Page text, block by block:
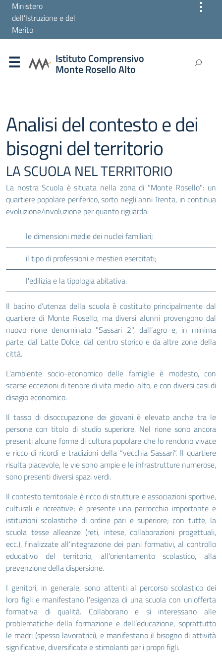
Ministero
dell'Istruzione e del
Merito
⋮
Istituto Comprensivo
Monte Rosello Alto
Analisi del contesto e dei
bisogni del territorio
LA SCUOLA NEL TERRITORIO
La nostra Scuola è situata nella zona di "Monte Rosello": un
quartiere popolare periferico, sorto negli anni Trenta, in continua
evoluzione/involuzione per quanto riguarda:
le dimensioni medie dei nuclei familiari;
il tipo di professioni e mestieri esercitati;
l'edilizia e la tipologia abitativa.
Il bacino d’utenza della scuola è costituito principalmente dal
quartiere di Monte Rosello, ma diversi alunni provengono dal
nuovo rione denominato "Sassari 2", dall’agro e, in minima
parte, dal Latte Dolce, dal centro storico e da altre zone della
città.
L'ambiente socio-economico delle famiglie è modesto, con
scarse eccezioni di tenore di vita medio-alto, e con diversi casi di
disagio economico.
Il tasso di disoccupazione dei giovani è elevato anche tra le
persone con titolo di studio superiore. Nel rione sono ancora
presenti alcune forme di cultura popolare che lo rendono vivace
e ricco di ricordi e tradizioni della “vecchia Sassari”. Il quartiere
risulta piacevole, le vie sono ampie e le infrastrutture numerose,
sono presenti diversi spazi verdi.
Il contesto territoriale è ricco di strutture e associazioni sportive,
culturali e ricreative; è presente una parrocchia importante e
istituzioni scolastiche di ordine pari e superiore; con tutte, la
scuola tesse alleanze (reti, intese, collaborazioni progettuali,
ecc.), finalizzate all’integrazione dei piani formativi, al controllo
educativo del territorio, all'orientamento scolastico, alla
prevenzione della dispersione.
I genitori, in generale, sono attenti al percorso scolastico dei
loro figli e manifestano l'esigenza di una scuola con un'offerta
formativa di qualità. Collaborano e si interessano alle
problematiche della formazione e dell’educazione, soprattutto
le madri (spesso lavoratrici), e manifestano il bisogno di attività
significative, diversificate e stimolanti per i propri figli.